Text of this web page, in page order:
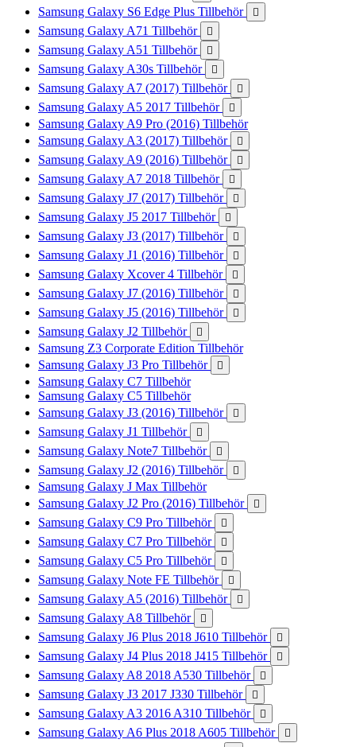
Samsung Galaxy S6 Edge Plus Tillbehör 
Samsung Galaxy A71 Tillbehör 
Samsung Galaxy A51 Tillbehör 
Samsung Galaxy A30s Tillbehör 
Samsung Galaxy A7 (2017) Tillbehör 
Samsung Galaxy A5 2017 Tillbehör 
Samsung Galaxy A9 Pro (2016) Tillbehör
Samsung Galaxy A3 (2017) Tillbehör

Samsung Galaxy A9 (2016) Tillbehör 
Samsung Galaxy A7 2018 Tillbehör 
Samsung Galaxy J7 (2017) Tillbehör 
Samsung Galaxy J5 2017 Tillbehör 
Samsung Galaxy J3 (2017) Tillbehör 
Samsung Galaxy J1 (2016) Tillbehör 
Samsung Galaxy Xcover 4 Tillbehör 
Samsung Galaxy J7 (2016) Tillbehör 
Samsung Galaxy J5 (2016) Tillbehör 
Samsung Galaxy J2 Tillbehör 
Samsung Z3 Corporate Edition Tillbehör
Samsung Galaxy J3 Pro Tillbehör

Samsung Galaxy C7 Tillbehör
Samsung Galaxy C5 Tillbehör
Samsung Galaxy J3 (2016) Tillbehör

Samsung Galaxy J1 Tillbehör 
Samsung Galaxy Note7 Tillbehör 
Samsung Galaxy J2 (2016) Tillbehör 
Samsung Galaxy J Max Tillbehör
Samsung Galaxy J2 Pro (2016) Tillbehör

Samsung Galaxy C9 Pro Tillbehör 
Samsung Galaxy C7 Pro Tillbehör 
Samsung Galaxy C5 Pro Tillbehör 
Samsung Galaxy Note FE Tillbehör 
Samsung Galaxy A5 (2016) Tillbehör 
Samsung Galaxy A8 Tillbehör 
Samsung Galaxy J6 Plus 2018 J610 Tillbehör 
Samsung Galaxy J4 Plus 2018 J415 Tillbehör 
Samsung Galaxy A8 2018 A530 Tillbehör 
Samsung Galaxy J3 2017 J330 Tillbehör 
Samsung Galaxy A3 2016 A310 Tillbehör 
Samsung Galaxy A6 Plus 2018 A605 Tillbehör 